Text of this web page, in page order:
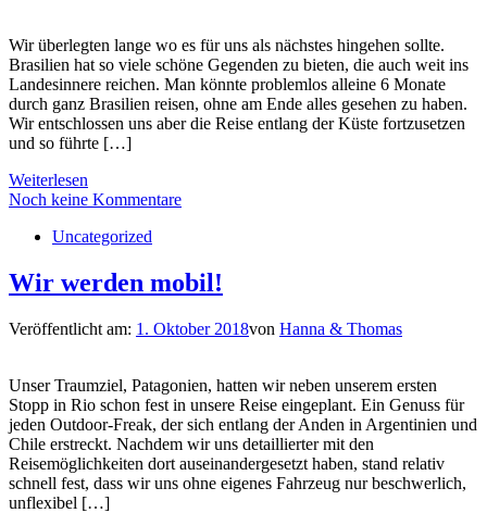
Wir überlegten lange wo es für uns als nächstes hingehen sollte.
Brasilien hat so viele schöne Gegenden zu bieten, die auch weit ins
Landesinnere reichen. Man könnte problemlos alleine 6 Monate
durch ganz Brasilien reisen, ohne am Ende alles gesehen zu haben.
Wir entschlossen uns aber die Reise entlang der Küste fortzusetzen
und so führte […]
Weiterlesen
Noch keine Kommentare
Uncategorized
Wir werden mobil!
Veröffentlicht am: 1. Oktober 2018von Hanna & Thomas
Unser Traumziel, Patagonien, hatten wir neben unserem ersten
Stopp in Rio schon fest in unsere Reise eingeplant. Ein Genuss für
jeden Outdoor-Freak, der sich entlang der Anden in Argentinien und
Chile erstreckt. Nachdem wir uns detaillierter mit den
Reisemöglichkeiten dort auseinandergesetzt haben, stand relativ
schnell fest, dass wir uns ohne eigenes Fahrzeug nur beschwerlich,
unflexibel […]